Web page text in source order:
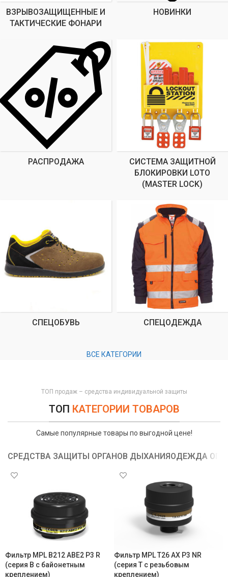
ВЗРЫВОЗАЩИЩЕННЫЕ И
ТАКТИЧЕСКИЕ ФОНАРИ
НОВИНКИ
РАСПРОДАЖА
СИСТЕМА ЗАЩИТНОЙ
БЛОКИРОВКИ LOTO
(MASTER LOCK)
СПЕЦОБУВЬ СПЕЦОДЕЖДА
ВСЕ КАТЕГОРИИ
ТОП продаж – средства индивидуальной защиты
ТОП КАТЕГОРИИ ТОВАРОВ
Самые популярные товары по выгодной цене!
СРЕДСТВА ЗАЩИТЫ ОРГАНОВ ДЫХАНИЯОДЕЖДА
Фильтр MPL B212 ABE2 P3 R
(серия В с байонетным
креплением)
Фильтр MPL T26 AX P3 NR
(серия T с резьбовым
креплением)